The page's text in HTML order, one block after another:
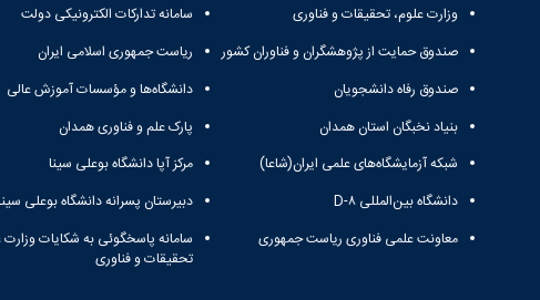
وزارت علوم، تحقیقات و فناوری
صندوق حمایت از پژوهشگران و فناوران کشور
صندوق رفاه دانشجویان
بنیاد نخبگان استان همدان
شبکه آزمایشگاه‌های علمی ایران(شاعا)
دانشگاه بین‌المللی D-۸
معاونت علمی فناوری ریاست جمهوری
سامانه تدارکات الکترونیکی دولت
ریاست جمهوری اسلامی ایران
دانشگاه‌ها و مؤسسات آموزش عالی
پارک علم و فناوری همدان
مرکز آپا دانشگاه بوعلی سینا
دبیرستان پسرانه دانشگاه بوعلی
سامانه پاسخگوئی به شکایات وزارت
تحقیقات و فناوری